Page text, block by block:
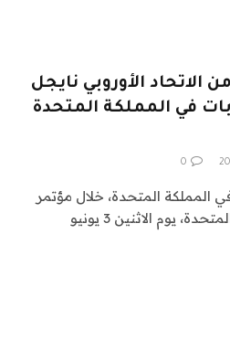
الاتحاد الأوروبي نايجل
في المملكة المتحدة
0
المملكة المتحدة، خلال مؤتمر
صحفي في لندن، المملكة المتحدة، يوم الاثنين 3 يونيو